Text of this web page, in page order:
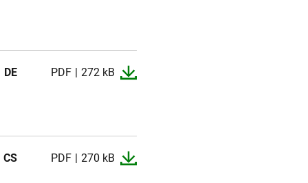
DE PDF 272 kB
CS PDF 270 kB